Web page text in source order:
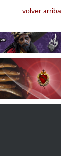
volver arriba